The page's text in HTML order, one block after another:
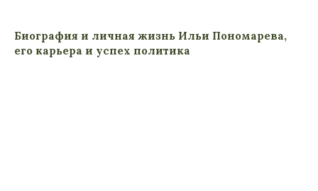
Биография и личная жизнь Ильи Пономарева,
его карьера и успех политика